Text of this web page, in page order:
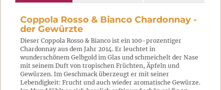
Coppola Rosso & Bianco Chardonnay -
der Gewürzte
Dieser Coppola Rosso & Bianco ist ein 100-prozentiger
Chardonnay aus dem Jahr 2014. Er leuchtet in
wunderschönem Gelbgold im Glas und schmeichelt der Nase
mit seinem Duft von tropischen Früchten, Äpfeln und
Gewürzen. Im Geschmack überzeugt er mit seiner
Lebendigkeit: Frucht und auch wieder aromatische Gewürze.